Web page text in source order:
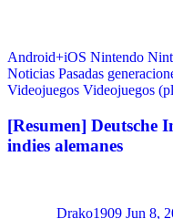
Android+iOS Nintendo
Noticias Pasadas
Videojuegos Videojuegos
[Resumen] Deutsche
indies alemanes
Drako1909 Jun 8,